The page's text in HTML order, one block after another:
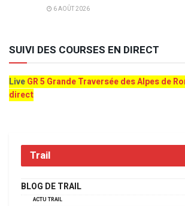
6 AOÛT 2026
SUIVI DES COURSES EN DIRECT
LiveGR 5 Grande Traversée des Alpes de
direct
Trail
BLOG DE TRAIL
ACTU TRAIL